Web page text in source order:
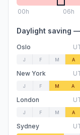
00h 06h
Daylight saving —
Oslo
J F M A
New York
J F M A
London
J F M A
Sydney